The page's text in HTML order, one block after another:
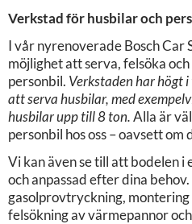
Verkstad för husbilar och
I vår nyrenoverade Bosch Car
möjlighet att serva, felsöka
personbil. Verkstaden har högt
att serva husbilar, med
husbilar upp till 8 ton.Alla är
personbil hos oss – oavsett
Vi kan även se till att bodelen i
och anpassad efter dina
gasolprovtryckning,
felsökning av värmepannor